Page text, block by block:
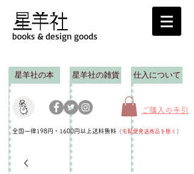
books & design goods
星羊社の本 星羊社の雑貨 仕入について
ご購入の手引
全国一律198円・1600円以上送料無料 （宅配便発送商品を除く ）